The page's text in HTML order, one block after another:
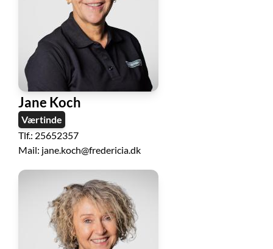
Jane Koch
Værtinde
Tlf.: 25652357
Mail: jane.koch@fredericia.dk